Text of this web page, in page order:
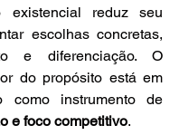
existencial reduz seu
escolhas concretas,
e diferenciação. O
do propósito está em
e foco competitivo.